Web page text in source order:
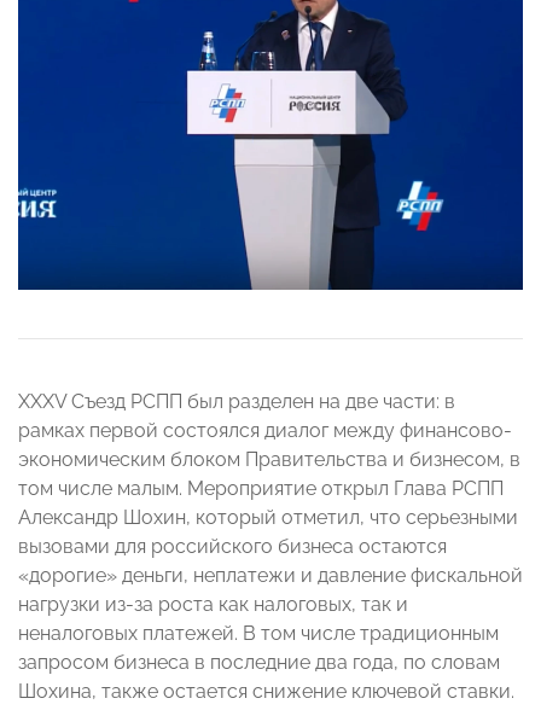
XXXV Съезд РСПП был разделен на две части: в
рамках первой состоялся диалог между финансово-
экономическим блоком Правительства и бизнесом, в
том числе малым. Мероприятие открыл Глава РСПП
Александр Шохин, который отметил, что серьезными
вызовами для российского бизнеса остаются
«дорогие» деньги, неплатежи и давление фискальной
нагрузки из-за роста как налоговых, так и
неналоговых платежей. В том числе традиционным
запросом бизнеса в последние два года, по словам
Шохина, также остается снижение ключевой ставки.